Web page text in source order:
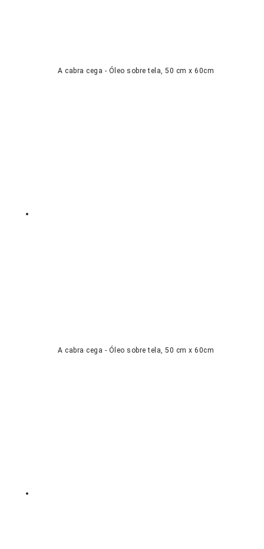
A cabra cega - Óleo sobre tela, 50 cm x 60cm
A cabra cega - Óleo sobre tela, 50 cm x 60cm